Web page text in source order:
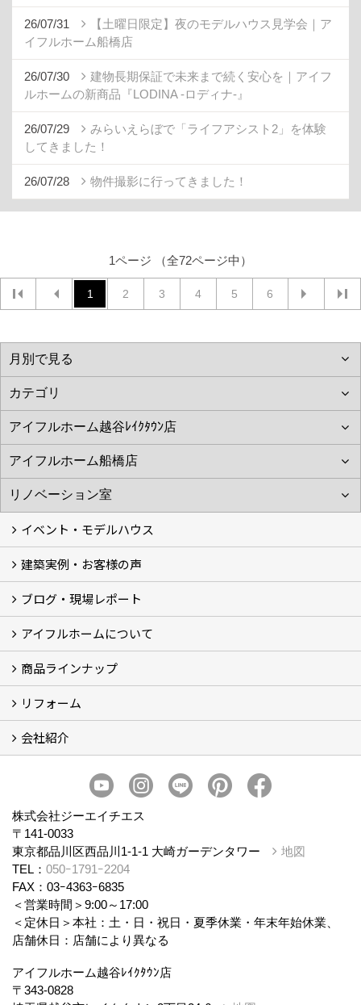
26/07/31
【土曜日限定】夜のモデルハウス見学会｜ア
イフルホーム船橋店
26/07/30
建物長期保証で未来まで続く安心を｜アイフ
ルホームの新商品『LODINA -ロディナ-』
26/07/29
みらいえらぼで「ライフアシスト2」を体験
してきました！
26/07/28 物件撮影に行ってきました！
1ページ （全72ページ中）
1 2 3 4 5 6
イベント・モデルハウス
イベント
モデルハウス見学
建築実例・お客様の声
建築実例
お客様の声
ブログ・現場レポート
ブログ
現場レポート
アイフルホームについて
アイフルホームについて (5)
商品ラインナップ
商品ラインナップ
リフォーム
まるごと断熱リフォーム
イベント情報
施工事例
会社紹介
スタッフ紹介
個人情報保護方針
株式会社ジーエイチエス
〒141-0033
東京都品川区西品川1-1-1 大崎ガーデンタワー
地図
TEL： 050ｰ1791ｰ2204
FAX：03ｰ4363ｰ6835
＜営業時間＞9:00～17:00
＜定休日＞本社：土・日・祝日・夏季休業・年末年始休業、
店舗休日：店舗により異なる
アイフルホーム越谷ﾚｲｸﾀｳﾝ店
〒343-0828